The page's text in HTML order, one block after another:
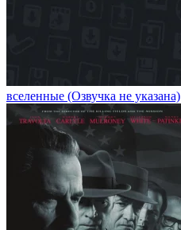
вселенные (Озвучка не указана)